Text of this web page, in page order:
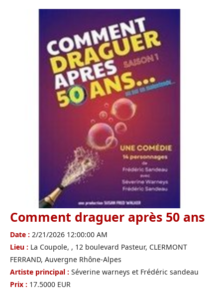
Comment draguer après 50 ans
Date : 2/21/2026 12:00:00 AM
Lieu : La Coupole, , 12 boulevard Pasteur, CLERMONT
FERRAND, Auvergne Rhône-Alpes
Artiste principal : Séverine warneys et Frédéric sandeau
Prix : 17.5000 EUR